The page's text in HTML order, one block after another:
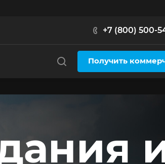
+7 (800) 500-
Получить